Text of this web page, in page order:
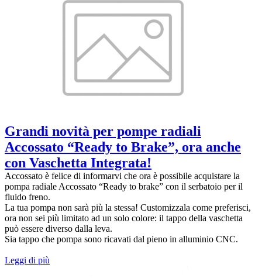
Grandi novità per pompe radiali
Accossato “Ready to Brake”, ora anche
con Vaschetta Integrata!
Accossato è felice di informarvi che ora è possibile acquistare la
pompa radiale Accossato “Ready to brake” con il serbatoio per il
fluido freno.
La tua pompa non sarà più la stessa! Customizzala come preferisci,
ora non sei più limitato ad un solo colore: il tappo della vaschetta
può essere diverso dalla leva.
Sia tappo che pompa sono ricavati dal pieno in alluminio CNC.
Leggi di più